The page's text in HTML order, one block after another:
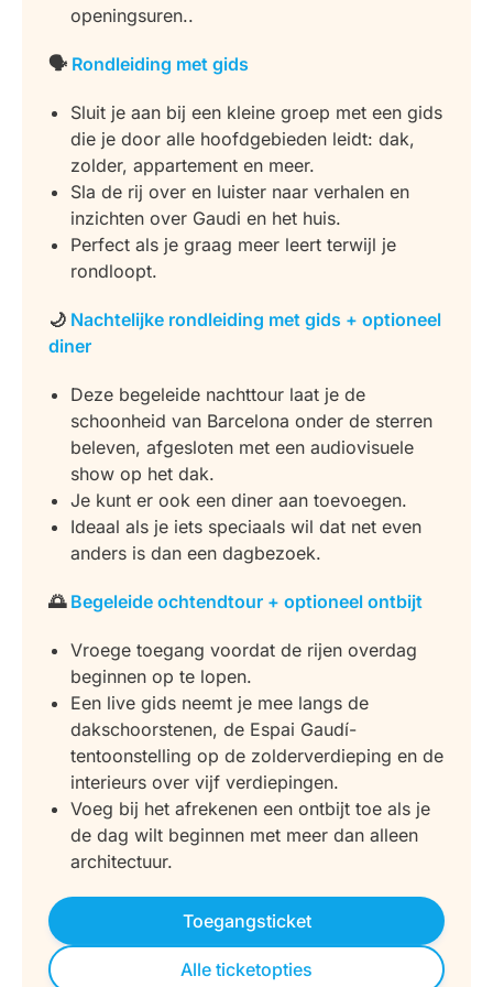
openingsuren..
🗣️ Rondleiding met gids
Sluit je aan bij een kleine groep met een gids
die je door alle hoofdgebieden leidt: dak,
zolder, appartement en meer.
Sla de rij over en luister naar verhalen en
inzichten over Gaudi en het huis.
Perfect als je graag meer leert terwijl je
rondloopt.
🌙 Nachtelijke rondleiding met gids + optioneel
diner
Deze begeleide nachttour laat je de
schoonheid van Barcelona onder de sterren
beleven, afgesloten met een audiovisuele
show op het dak.
Je kunt er ook een diner aan toevoegen.
Ideaal als je iets speciaals wil dat net even
anders is dan een dagbezoek.
🌅 Begeleide ochtendtour + optioneel ontbijt
Vroege toegang voordat de rijen overdag
beginnen op te lopen.
Een live gids neemt je mee langs de
dakschoorstenen, de Espai Gaudí-
tentoonstelling op de zolderverdieping en de
interieurs over vijf verdiepingen.
Voeg bij het afrekenen een ontbijt toe als je
de dag wilt beginnen met meer dan alleen
architectuur.
Toegangsticket
Alle ticketopties